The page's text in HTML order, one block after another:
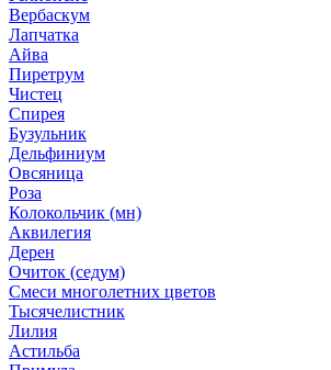
Вербаскум
Лапчатка
Айва
Пиретрум
Чистец
Спирея
Бузульник
Дельфиниум
Овсяница
Роза
Колокольчик (мн)
Аквилегия
Дерен
Очиток (седум)
Смеси многолетних цветов
Тысячелистник
Лилия
Астильба